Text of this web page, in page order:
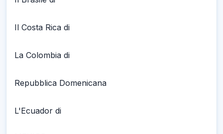
Il Costa Rica di
La Colombia di
Repubblica Domenicana
L'Ecuador di